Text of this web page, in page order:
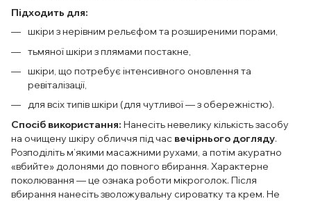
Підходить для:
шкіри з нерівним рельєфом та розширеними порами,
тьмяної шкіри з плямами постакне,
шкіри, що потребує інтенсивного оновлення та
ревіталізації,
для всіх типів шкіри (для чутливої — з обережністю).
Спосіб використання: Нанесіть невелику кількість засобу
на очищену шкіру обличчя під час вечірнього догляду.
Розподіліть м’якими масажними рухами, а потім акуратно
«вбийте» долонями до повного вбирання. Характерне
поколювання — це ознака роботи мікроголок. Після
вбирання нанесіть зволожувальну сироватку та крем. Не